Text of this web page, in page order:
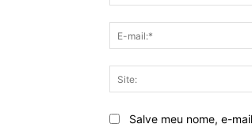
Salve meu nome, e-